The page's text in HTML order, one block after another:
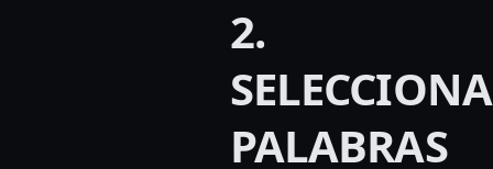
2.
SELECCIONA
PALABRAS